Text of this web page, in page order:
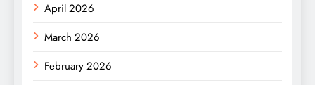
April 2026
March 2026
February 2026